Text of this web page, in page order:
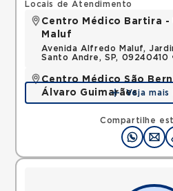
Compartilhe
Locais de Atendimento
Centro Médico Bartira
Maluf
Avenida Alfredo Maluf,
Santo Andre, SP, 09240410
Centro Médico São
Álvaro Guimarães
Avenida Alvaro Guimaraes,
do Campo, SP, 09810010 •
Veja mais